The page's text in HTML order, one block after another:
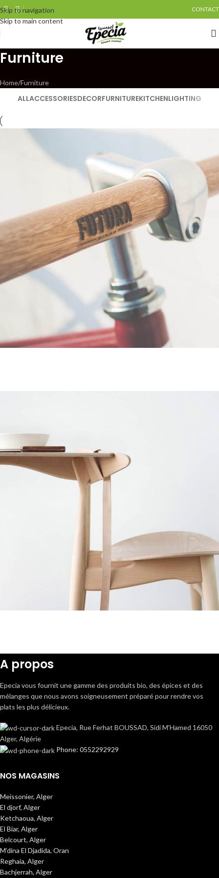
Skip to navigation
Skip to main content
CONTACT
Furniture
Home Furniture
ALLACCESSORIESDECORFURNITUREKITCHENLIGHTING
A propos
Epecia vous fournit une gamme des produits bio, des épices et des
mélanges que nous avons soigneusement préparé pour rendre vos
plats les plus délicieux.
Epecia, Rue Ferhat BOUSSAD, Sidi M'Hamed 16050
Alger, Algérie
Phone: 0552292929
NOS MAGASINS
Meissonier, Alger
El djorf, Alger
Ketchaoua, Alger
El Biar, Alger
Belcourt, Alger
M’dina El Djadida, Oran
Reghaia, Alger
Bachjerrah, Alger